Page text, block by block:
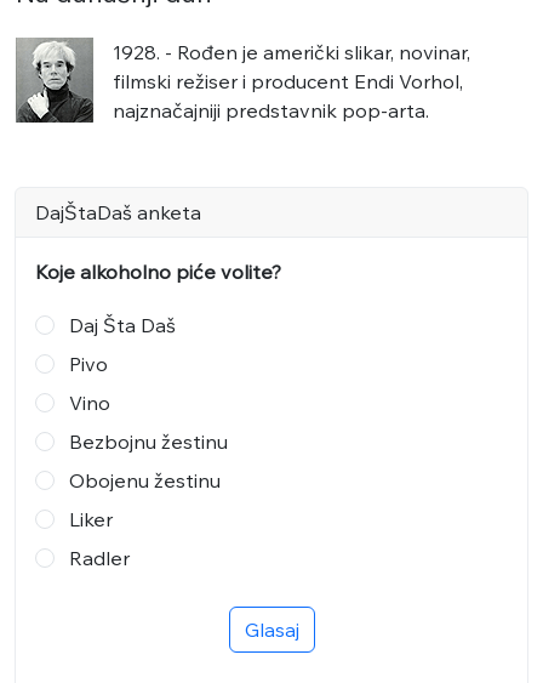
1928. - Rođen je američki slikar, novinar,
filmski režiser i producent Endi Vorhol,
najznačajniji predstavnik pop-arta.
DajŠtaDaš anketa
Koje alkoholno piće volite?
Daj Šta Daš
Pivo
Vino
Bezbojnu žestinu
Obojenu žestinu
Liker
Radler
Glasaj